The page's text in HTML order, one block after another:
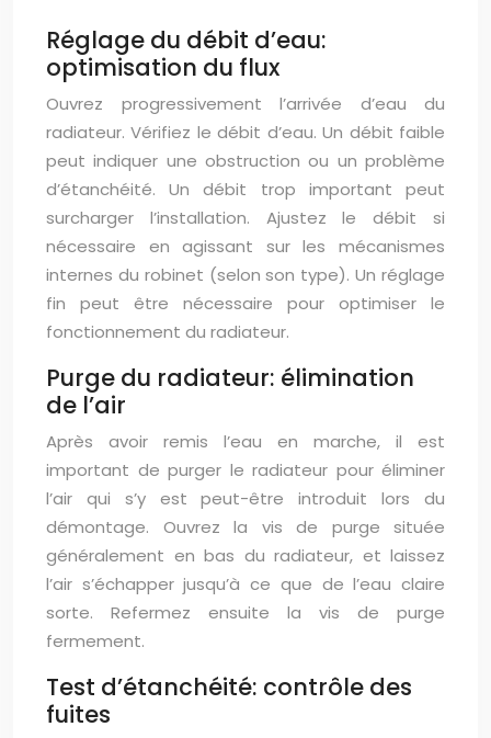
Réglage du débit d’eau:
optimisation du flux
Ouvrez progressivement l’arrivée d’eau du
radiateur. Vérifiez le débit d’eau. Un débit faible
peut indiquer une obstruction ou un problème
d’étanchéité. Un débit trop important peut
surcharger l’installation. Ajustez le débit si
nécessaire en agissant sur les mécanismes
internes du robinet (selon son type). Un réglage
fin peut être nécessaire pour optimiser le
fonctionnement du radiateur.
Purge du radiateur: élimination
de l’air
Après avoir remis l’eau en marche, il est
important de purger le radiateur pour éliminer
l’air qui s’y est peut-être introduit lors du
démontage. Ouvrez la vis de purge située
généralement en bas du radiateur, et laissez
l’air s’échapper jusqu’à ce que de l’eau claire
sorte. Refermez ensuite la vis de purge
fermement.
Test d’étanchéité: contrôle des
fuites